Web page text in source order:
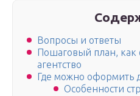
Вопросы и ответы
Пошаговый план, как
агентство
Где можно оформить
Особенности